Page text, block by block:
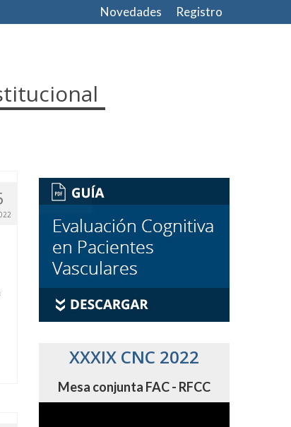
Novedades Registro
XXXIX CNC 2022
Mesa conjunta FAC - RFCC